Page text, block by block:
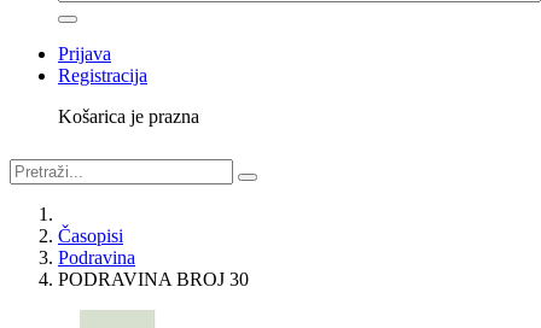
Prijava
Registracija
Košarica je prazna
Časopisi
Podravina
PODRAVINA BROJ 30